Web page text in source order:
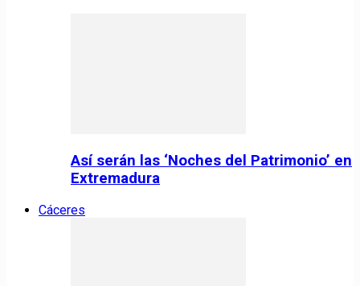
Así serán las ‘Noches del Patrimonio’ en
Extremadura
Cáceres